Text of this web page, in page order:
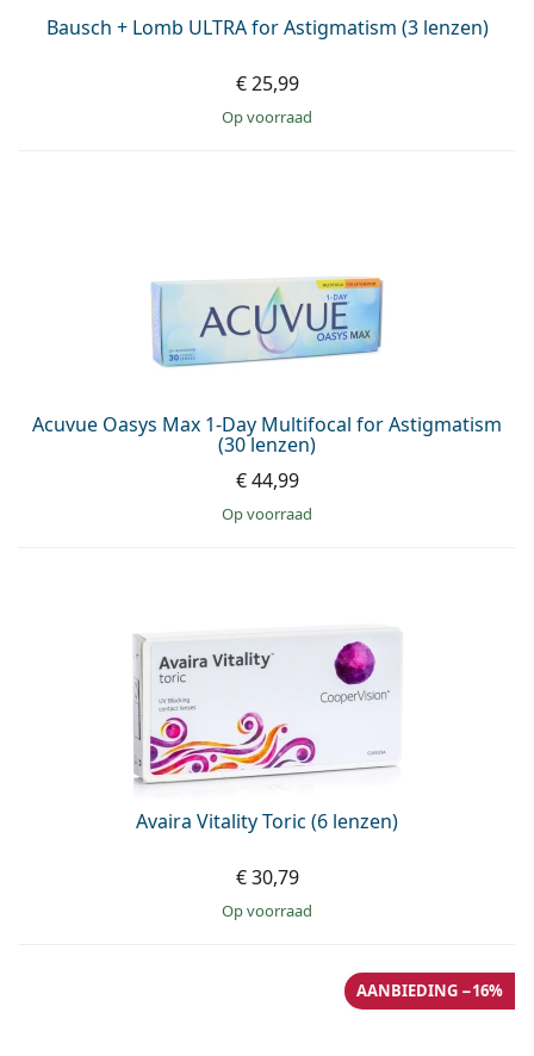
Bausch + Lomb ULTRA for Astigmatism (3 lenzen)
€ 25,99
op voorraad
Acuvue Oasys Max 1-Day Multifocal for Astigmatism
(30 lenzen)
€ 44,99
op voorraad
Avaira Vitality Toric (6 lenzen)
€ 30,79
op voorraad
AANBIEDING −16%